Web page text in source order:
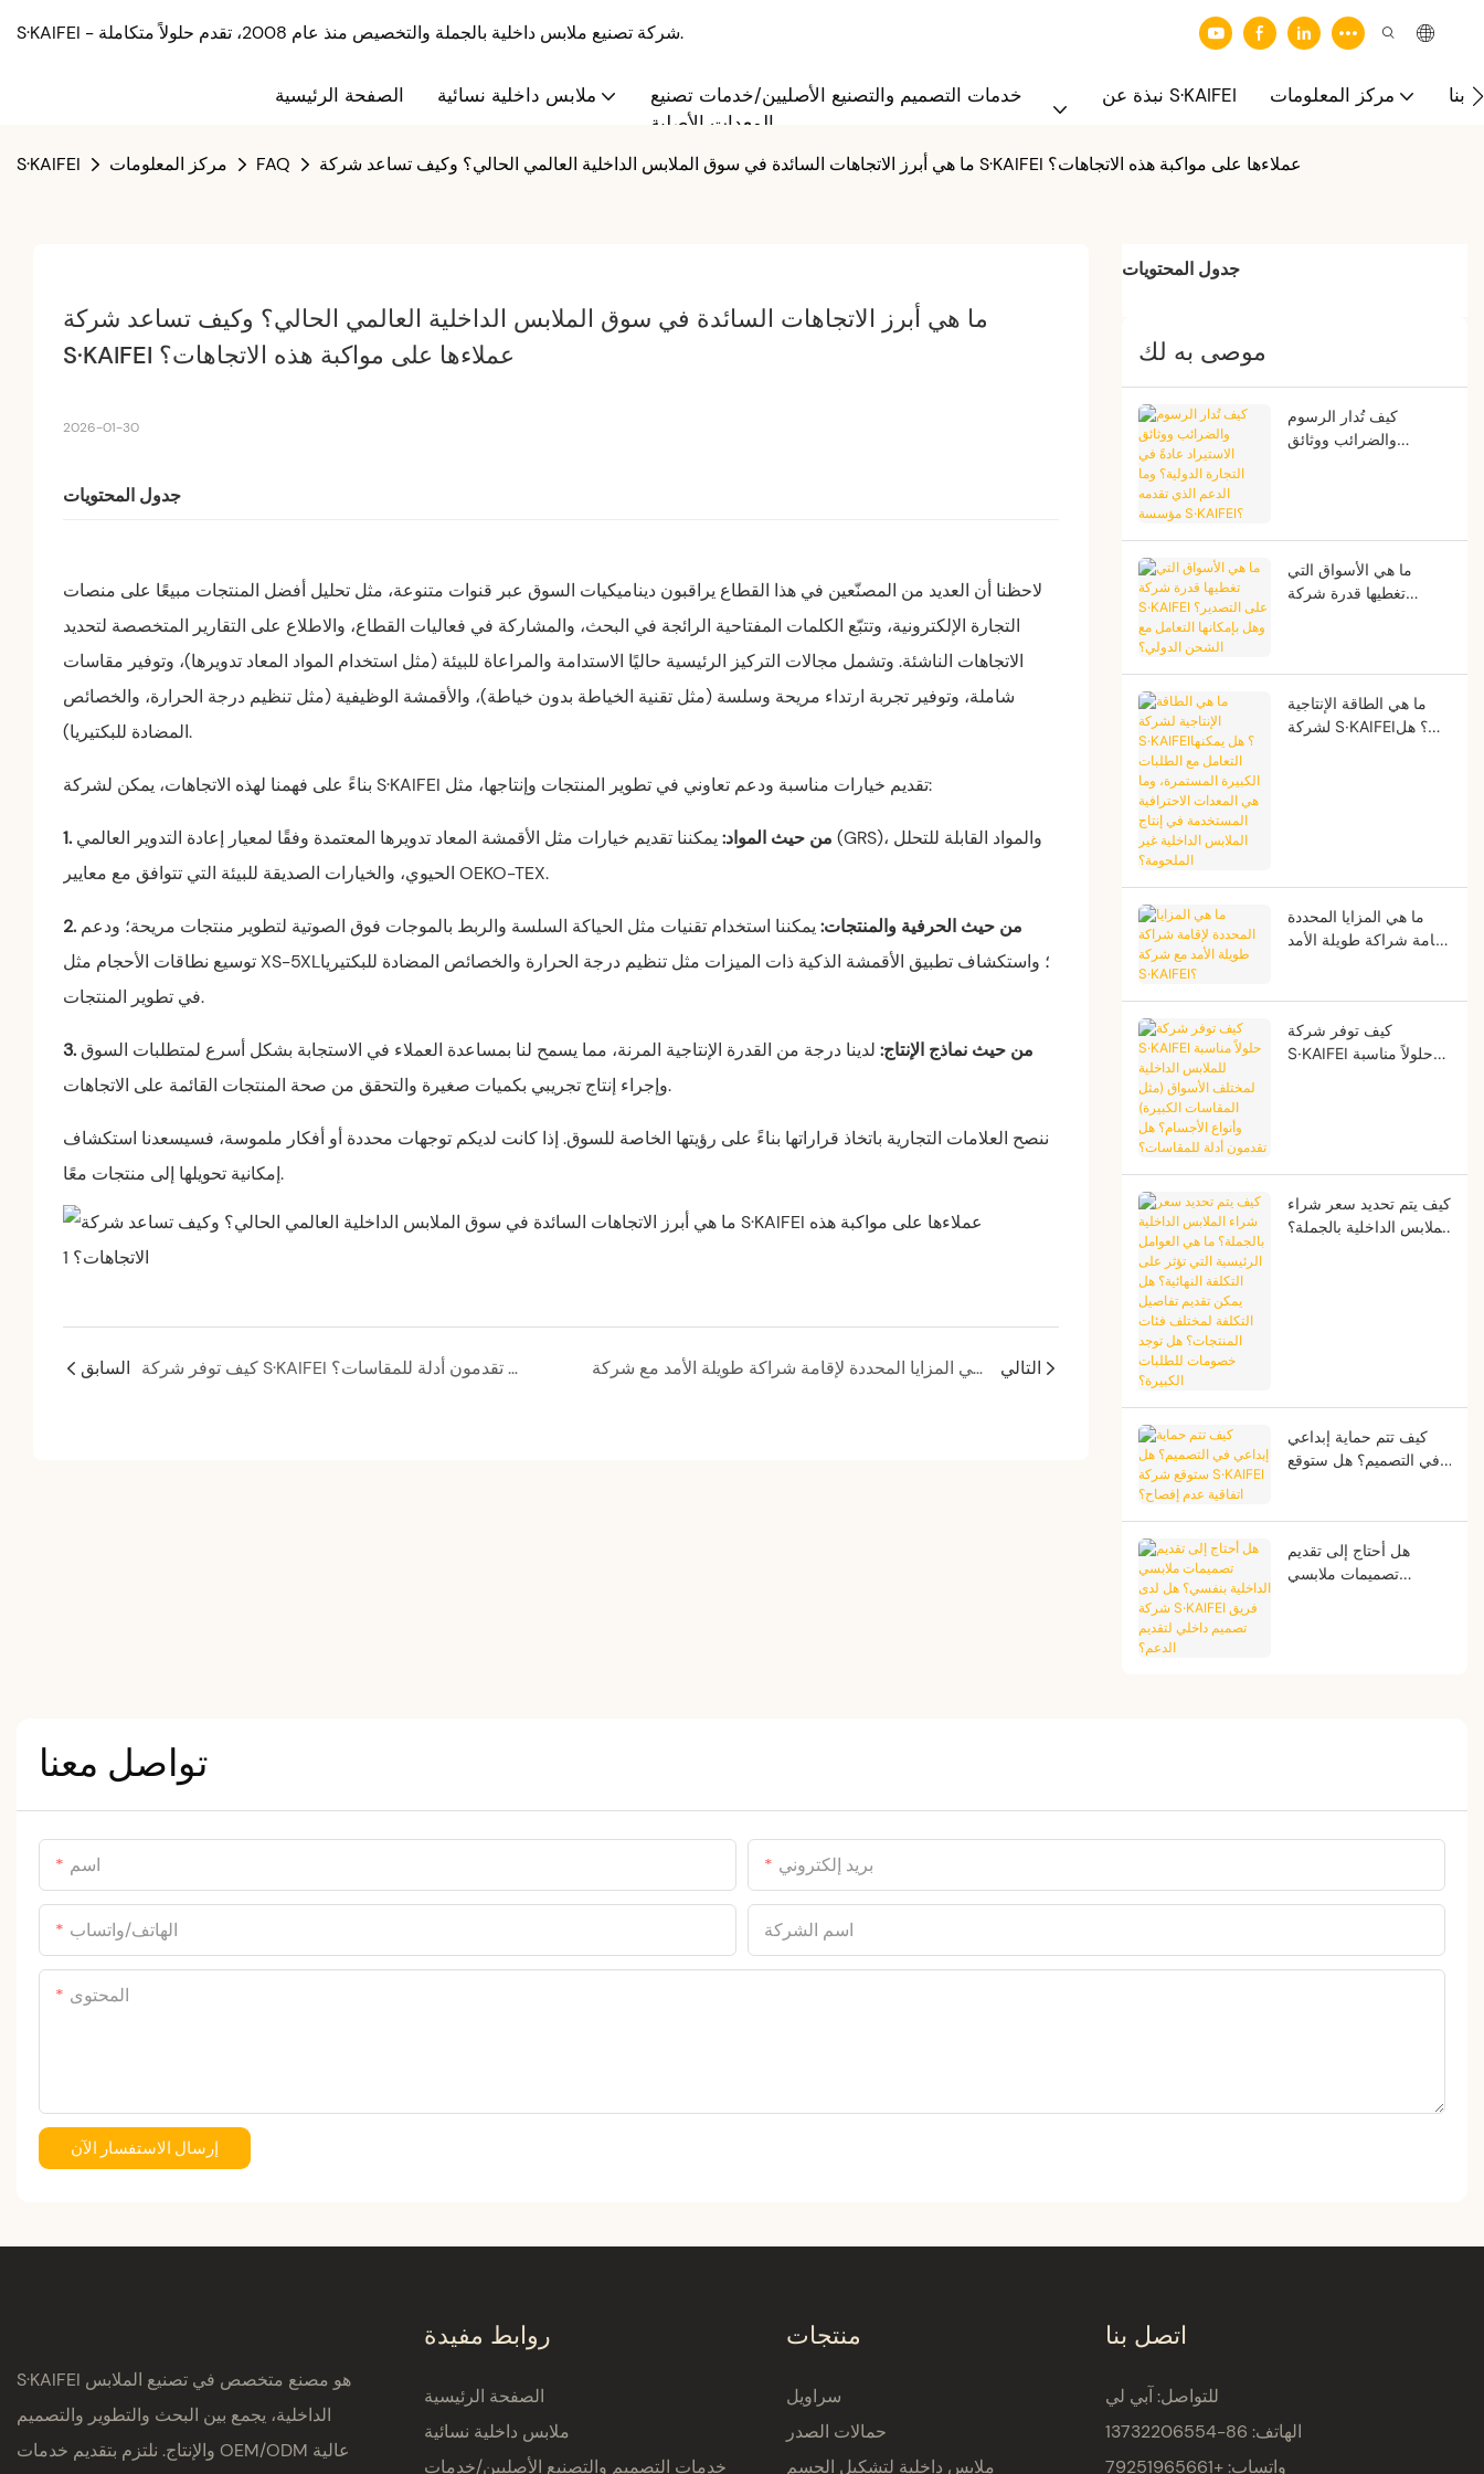
S·KAIFEI - شركة تصنيع ملابس داخلية بالجملة والتخصيص منذ عام 2008، تقدم حلولاً متكاملة.
الصفحة الرئيسية ملابس داخلية نسائية
خدمات التصميم والتصنيع الأصليين/خدمات تصنيع
المعدات الأصلية
نبذة عن S·KAIFEI مركز المعلومات بنا
S·KAIFEI مركز المعلومات FAQ ما هي أبرز الاتجاهات السائدة في سوق الملابس الداخلية العالمي الحالي؟ وكيف تساعد شركة S·KAIFEI عملاءها على مواكبة هذه الاتجاهات؟
ما هي أبرز الاتجاهات السائدة في سوق الملابس الداخلية العالمي الحالي؟ وكيف تساعد شركة
S·KAIFEI عملاءها على مواكبة هذه الاتجاهات؟
2026-01-30
جدول المحتويات
لاحظنا أن العديد من المصنّعين في هذا القطاع يراقبون ديناميكيات السوق عبر قنوات متنوعة، مثل تحليل أفضل المنتجات مبيعًا على منصات
التجارة الإلكترونية، وتتبّع الكلمات المفتاحية الرائجة في البحث، والمشاركة في فعاليات القطاع، والاطلاع على التقارير المتخصصة لتحديد
الاتجاهات الناشئة. وتشمل مجالات التركيز الرئيسية حاليًا الاستدامة والمراعاة للبيئة (مثل استخدام المواد المعاد تدويرها)، وتوفير مقاسات
شاملة، وتوفير تجربة ارتداء مريحة وسلسة (مثل تقنية الخياطة بدون خياطة)، والأقمشة الوظيفية (مثل تنظيم درجة الحرارة، والخصائص
المضادة للبكتيريا).
بناءً على فهمنا لهذه الاتجاهات، يمكن لشركة S·KAIFEI تقديم خيارات مناسبة ودعم تعاوني في تطوير المنتجات وإنتاجها، مثل:
1. من حيث المواد: يمكننا تقديم خيارات مثل الأقمشة المعاد تدويرها المعتمدة وفقًا لمعيار إعادة التدوير العالمي (GRS)، والمواد القابلة للتحلل
الحيوي، والخيارات الصديقة للبيئة التي تتوافق مع معايير OEKO-TEX.
2. من حيث الحرفية والمنتجات: يمكننا استخدام تقنيات مثل الحياكة السلسة والربط بالموجات فوق الصوتية لتطوير منتجات مريحة؛ ودعم
توسيع نطاقات الأحجام مثل XS-5XL؛ واستكشاف تطبيق الأقمشة الذكية ذات الميزات مثل تنظيم درجة الحرارة والخصائص المضادة للبكتيريا
في تطوير المنتجات.
3. من حيث نماذج الإنتاج: لدينا درجة من القدرة الإنتاجية المرنة، مما يسمح لنا بمساعدة العملاء في الاستجابة بشكل أسرع لمتطلبات السوق
وإجراء إنتاج تجريبي بكميات صغيرة والتحقق من صحة المنتجات القائمة على الاتجاهات.
ننصح العلامات التجارية باتخاذ قراراتها بناءً على رؤيتها الخاصة للسوق. إذا كانت لديكم توجهات محددة أو أفكار ملموسة، فسيسعدنا استكشاف
إمكانية تحويلها إلى منتجات معًا.
السابق كيف توفر شركة S·KAIFEI حلولاً مناسبة للملابس الداخلية لمختلف الأسواق (مثل المقاسات الكبيرة) وأنواع الأجسام؟ هل تقدمون أدلة للمقاسات؟ ما هي المزايا المحددة لإقامة شراكة طويلة الأمد مع شركة S·KAIFEI؟ التالي
جدول المحتويات
موصى به لك
كيف تُدار الرسوم
والضرائب ووثائق
ما هي الأسواق التي
تغطيها قدرة شركة
ما هي الطاقة الإنتاجية
لشركة S·KAIFEI؟ هل
ما هي المزايا المحددة
لإقامة شراكة طويلة الأمد
كيف توفر شركة
S·KAIFEI حلولاً مناسبة
كيف يتم تحديد سعر شراء
الملابس الداخلية بالجملة؟
كيف تتم حماية إبداعي
في التصميم؟ هل ستوقع
هل أحتاج إلى تقديم
تصميمات ملابسي
تواصل معنا
اسم بريد إلكتروني
الهاتف/واتساب اسم الشركة
المحتوى
إرسال الاستفسار الآن
S·KAIFEI هو مصنع متخصص في تصنيع الملابس
الداخلية، يجمع بين البحث والتطوير والتصميم
والإنتاج. نلتزم بتقديم خدمات OEM/ODM عالية
روابط مفيدة
الصفحة الرئيسية
ملابس داخلية نسائية
خدمات التصميم والتصنيع الأصليين/خدمات
منتجات
سراويل
حمالات الصدر
ملابس داخلية لتشكيل الجسم
اتصل بنا
للتواصل: آبي لي
الهاتف: 86-13732206554
واتساب: +79251965661